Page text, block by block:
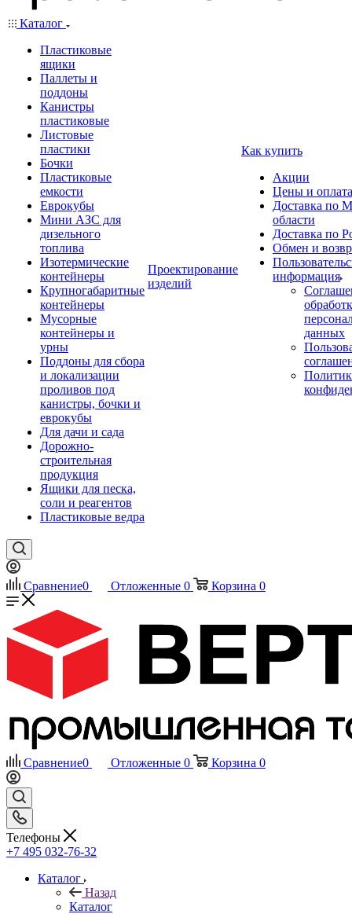
Каталог
Пластиковые
ящики
Паллеты и
поддоны
Канистры
пластиковые
Листовые
пластики
Бочки
Пластиковые
емкости
Еврокубы
Мини АЗС для
дизельного
топлива
Изотермические
контейнеры
Крупногабаритные
контейнеры
Мусорные
контейнеры и
урны
Поддоны для сбора
и локализации
проливов под
канистры, бочки и
еврокубы
Для дачи и сада
Дорожно-
строительная
продукция
Ящики для песка,
соли и реагентов
Пластиковые ведра
Проектирование
изделий
Как купить
Акции
Цены и оплата
Доставка по
области
Доставка по
Обмен и
информация
данных
Сравнение0 Отложенные 0 Корзина 0
Сравнение0 Отложенные 0 Корзина 0
Телефоны
+7 495 032-76-32
Каталог
Назад
Каталог